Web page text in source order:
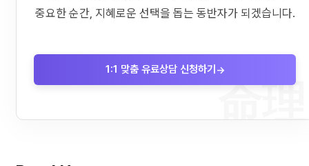
命理
중요한 순간, 지혜로운 선택을 돕는 동반자가 되겠습니다.
1:1 맞춤 유료상담 신청하기 →